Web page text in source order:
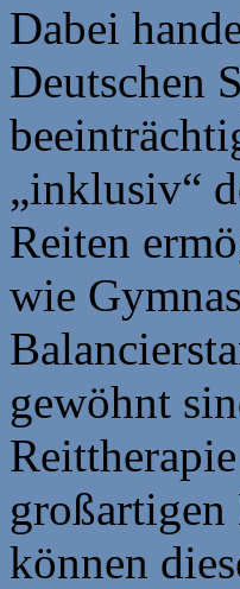
Dabei
Deutschen
„inklusiv“
Reiten
wie
gewöhnt
großartigen
können